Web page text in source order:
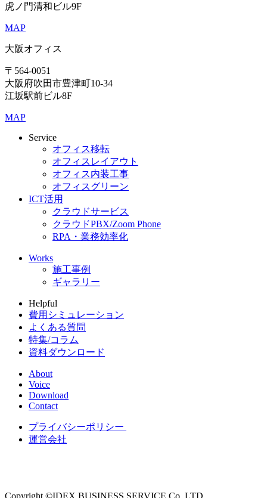
虎ノ門清和ビル9F
MAP
大阪オフィス
〒564-0051
大阪府吹田市豊津町10-34
江坂駅前ビル8F
MAP
Service
オフィス移転
オフィスレイアウト
オフィス内装工事
オフィスグリーン
ICT活用
クラウドサービス
クラウドPBX/Zoom Phone
RPA・業務効率化
Works
施工事例
ギャラリー
Helpful
費用シミュレーション
よくある質問
特集/コラム
資料ダウンロード
About
Voice
Download
Contact
プライバシーポリシー
運営会社